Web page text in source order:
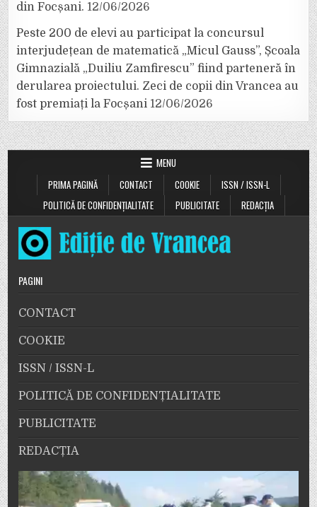
din Focșani. 12/06/2026
Peste 200 de elevi au participat la concursul
interjudețean de matematică „Micul Gauss”, Școala
Gimnazială „Duiliu Zamfirescu” fiind parteneră în
derularea proiectului. Zeci de copii din Vrancea au
fost premiați la Focșani 12/06/2026
MENU
PRIMA PAGINĂ
CONTACT COOKIE
ISSN / ISSN-L
POLITICĂ DE CONFIDENȚIALITATE
PUBLICITATE REDACȚIA
PAGINI
CONTACT
COOKIE
ISSN / ISSN-L
POLITICĂ DE CONFIDENȚIALITATE
PUBLICITATE
REDACȚIA